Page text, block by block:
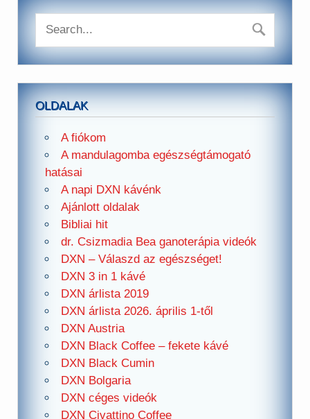
OLDALAK
A fiókom
A mandulagomba egészségtámogató
hatásai
A napi DXN kávénk
Ajánlott oldalak
Bibliai hit
dr. Csizmadia Bea ganoterápia videók
DXN – Válaszd az egészséget!
DXN 3 in 1 kávé
DXN árlista 2019
DXN árlista 2026. április 1-től
DXN Austria
DXN Black Coffee – fekete kávé
DXN Black Cumin
DXN Bolgaria
DXN céges videók
DXN Civattino Coffee